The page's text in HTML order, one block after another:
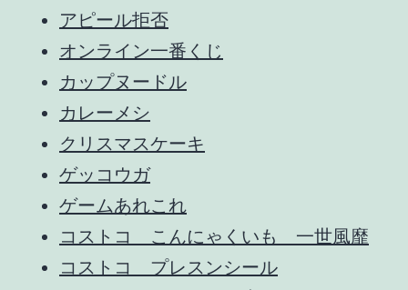
アピール拒否
オンライン一番くじ
カップヌードル
カレーメシ
クリスマスケーキ
ゲッコウガ
ゲームあれこれ
コストコ こんにゃくいも 一世風靡
コストコ プレスンシール